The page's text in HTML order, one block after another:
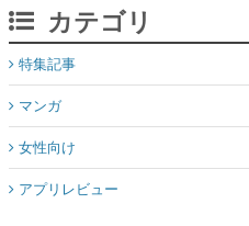
カテゴリ
特集記事
マンガ
女性向け
アプリレビュー